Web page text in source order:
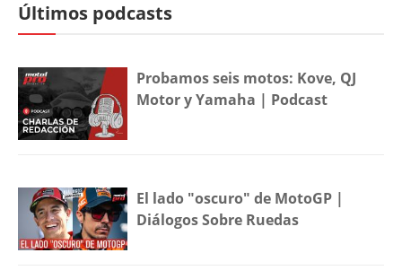
Últimos podcasts
Probamos seis motos: Kove, QJ
Motor y Yamaha | Podcast
El lado "oscuro" de MotoGP |
Diálogos Sobre Ruedas